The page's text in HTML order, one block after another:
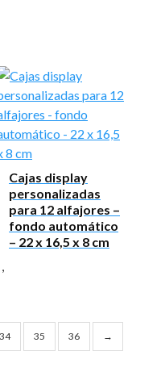
Cajas display
personalizadas
para 12 alfajores –
fondo automático
– 22 x 16,5 x 8 cm
34 35 36 →